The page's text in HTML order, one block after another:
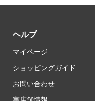
ヘルプ
マイページ
ショッピングガイド
お問い合わせ